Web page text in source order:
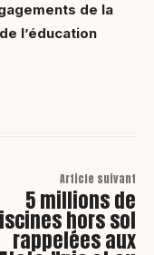
de la
l’éducation
Article suivant
5 millions de
hors sol
rappelées aux